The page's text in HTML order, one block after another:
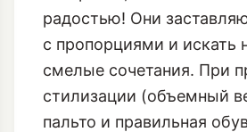
радостью! Они
с пропорциями и искать
смелые сочетания. При
стилизации (объемный
пальто и правильная